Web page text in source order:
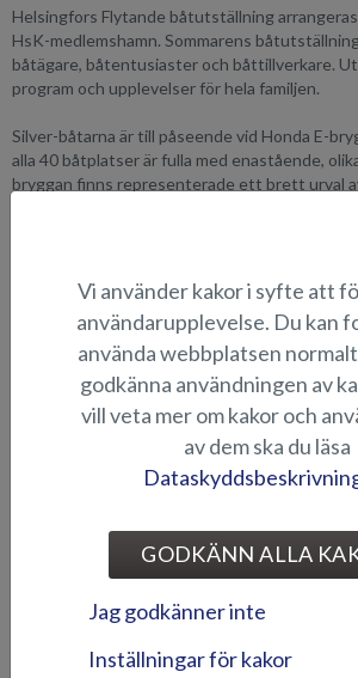
Helsingfors Flytande båtutställning
HsK-medlemshamn. Sommarens
båtägare, båtentusiaster och båttillverkare.
program och upplevelser för hela familjen.
Silver-båtarna är till påseende vid Honda E-
alla 40 båtplatser är fulla med enastående,
bryggan finns representerade ett brett urval
största båt, Raptor DC. Även Z-seriens övriga
BR och Tiger DC är utställda på mässan.
På plats finns som bekant även våra
hjälper till att välja just det båtpaket som
önskemål. Även fabrikens representanter
på eventuella frågor.
Välkommen på sensommarens mest
Bildgalleri
Vi använder kakor i syfte att
användarupplevelse. Du kan
använda webbplatsen
godkänna användningen av
vill veta mer om kakor och
av dem ska du läsa
GODKÄNN ALLA
Jag godkänner inte
Inställningar för kakor